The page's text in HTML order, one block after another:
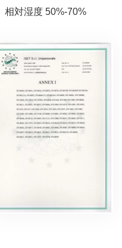
対湿度 50%-70%